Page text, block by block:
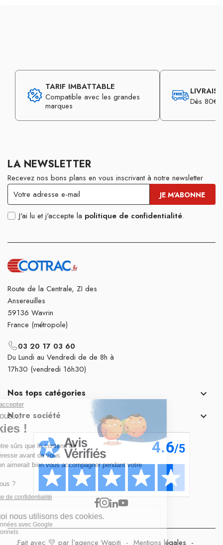
TARIF IMBATTABLE
Compatible avec les grandes
marques
Dès 80€
LA NEWSLETTER
Recevez nos bons plans en vous inscrivant à notre newsletter
J'ai lu et j'accepte la politique de confidentialité.
Route de la Centrale, ZI des
Ansereuilles
59136 Wavrin
France (métropole)
03 20 17 03 60
Du Lundi au Vendredi de de 8h à
17h30 (vendredi 16h30)
Nos tops catégories 
Notre société 
Fait avec 💛 par l’agence Wapiti - Mentions légales -